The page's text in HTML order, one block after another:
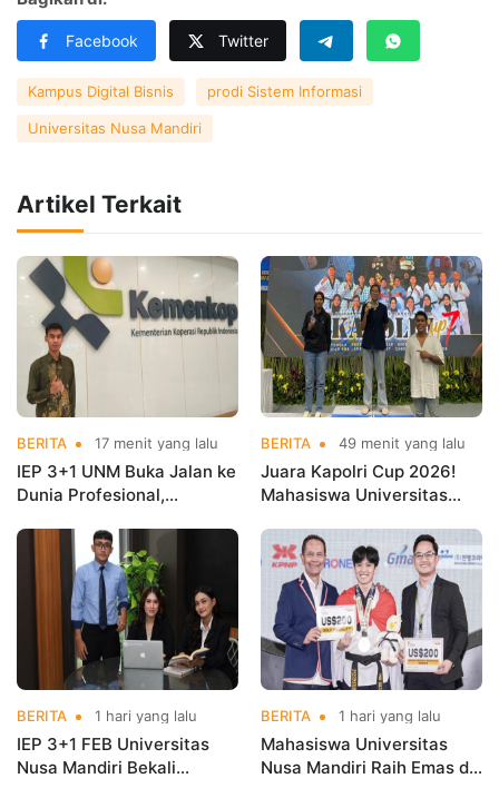
Facebook Twitter
Kampus Digital Bisnis prodi Sistem Informasi
Universitas Nusa Mandiri
Artikel Terkait
BERITA 17 menit yang lalu
IEP 3+1 UNM Buka Jalan ke
Dunia Profesional,
Kementerian Koperasi
BERITA 49 menit yang lalu
Juara Kapolri Cup 2026!
Mahasiswa Universitas
Nama Kampus di Kejurnas
Taekwondo
BERITA 1 hari yang lalu
IEP 3+1 FEB Universitas
Nusa Mandiri Bekali
BERITA 1 hari yang lalu
Mahasiswa Universitas
Nusa Mandiri Raih Emas di